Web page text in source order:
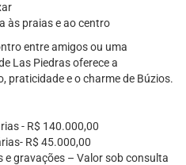
às praias e ao centro
entre amigos ou uma
Las Piedras oferece a
praticidade e o charme de Búzios.
- R$ 140.000,00
R$ 45.000,00
gravações – Valor sob consulta